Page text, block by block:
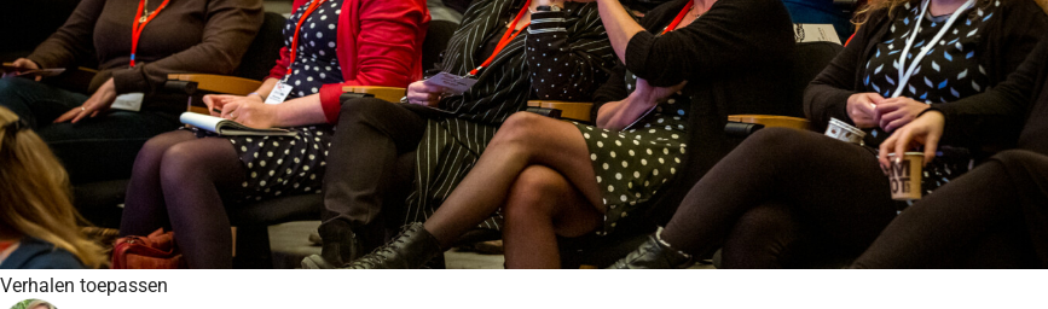
Verhalen toepassen